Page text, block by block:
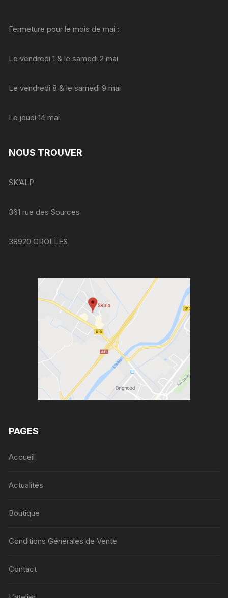
Fermeture pour le mois de mai :
Le vendredi 1 & le samedi 2 mai
Le vendredi 8 & le samedi 9 mai
Le jeudi 14 mai
NOUS TROUVER
SK’ALP
361 rue des Sources
38920 CROLLES
PAGES
Accueil
Actualités
Boutique
Conditions Générales de Vente
Contact